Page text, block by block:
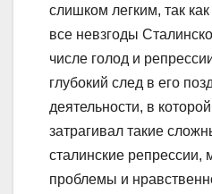
слишком легким, так
все невзгоды
числе голод и
глубокий след в его
деятельности, в
затрагивал такие
сталинские репрессии,
проблемы и